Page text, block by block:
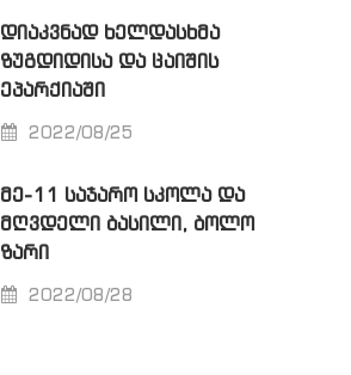
ᲓᲘᲐᲙᲕᲜᲐᲓ ᲮᲔᲚᲓᲐᲡᲮᲛᲐ
ᲖᲣᲒᲓᲘᲓᲘᲡᲐ ᲓᲐ ᲪᲐᲘᲨᲘᲡ
ᲔᲞᲐᲠᲥᲘᲐᲨᲘ
2022/08/25
ᲛᲔ-11 ᲡᲐᲯᲐᲠᲝ ᲡᲙᲝᲚᲐ ᲓᲐ
ᲛᲦᲕᲓᲔᲚᲘ ᲑᲐᲡᲘᲚᲘ, ᲑᲝᲚᲝ
ᲖᲐᲠᲘ
2022/08/28